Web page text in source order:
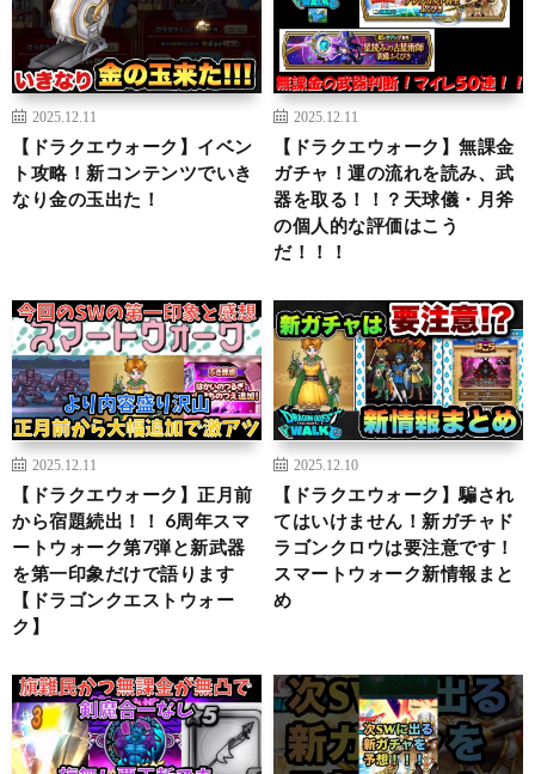
2025.12.11
【ドラクエウォーク】イベン
ト攻略！新コンテンツでいき
なり金の玉出た！
2025.12.11
【ドラクエウォーク】無課金
ガチャ！運の流れを読み、武
器を取る！！？天球儀・月斧
の個人的な評価はこう
だ！！！
2025.12.11
【ドラクエウォーク】正月前
から宿題続出！！ 6周年スマ
ートウォーク第7弾と新武器
を第一印象だけで語ります
【ドラゴンクエストウォー
ク】
2025.12.10
【ドラクエウォーク】騙され
てはいけません！新ガチャド
ラゴンクロウは要注意です！
スマートウォーク新情報まと
め